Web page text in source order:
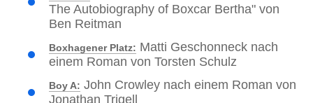
The Autobiography of Boxcar Bertha" von
Ben Reitman
Boxhagener Platz: Matti Geschonneck nach
einem Roman von Torsten Schulz
Boy A: John Crowley nach einem Roman von
Jonathan Trigell